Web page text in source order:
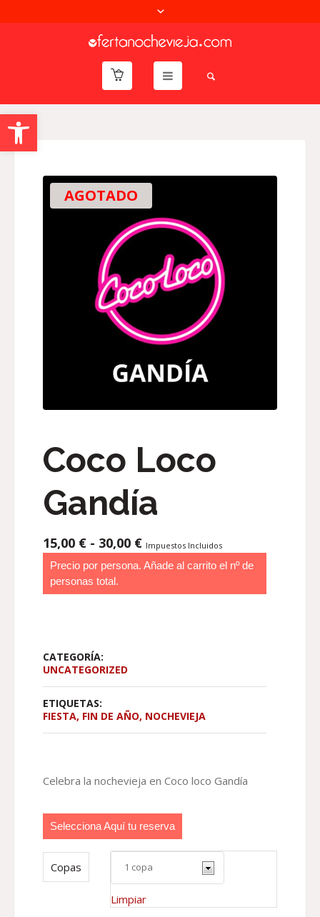
Abrir barra de herramientas
AGOTADO
Coco Loco
Gandía
15,00 € - 30,00 €RANGO
DE
PRECIOS:
15,00 €
Impuestos Incluidos
Precio por persona. Añade al carrito el nº de
personas total.
CATEGORÍA:
UNCATEGORIZED
ETIQUETAS:
FIESTA, FIN DE AÑO, NOCHEVIEJA
Celebra la nochevieja en Coco loco Gandía
Selecciona Aquí tu reserva
Copas
Limpiar